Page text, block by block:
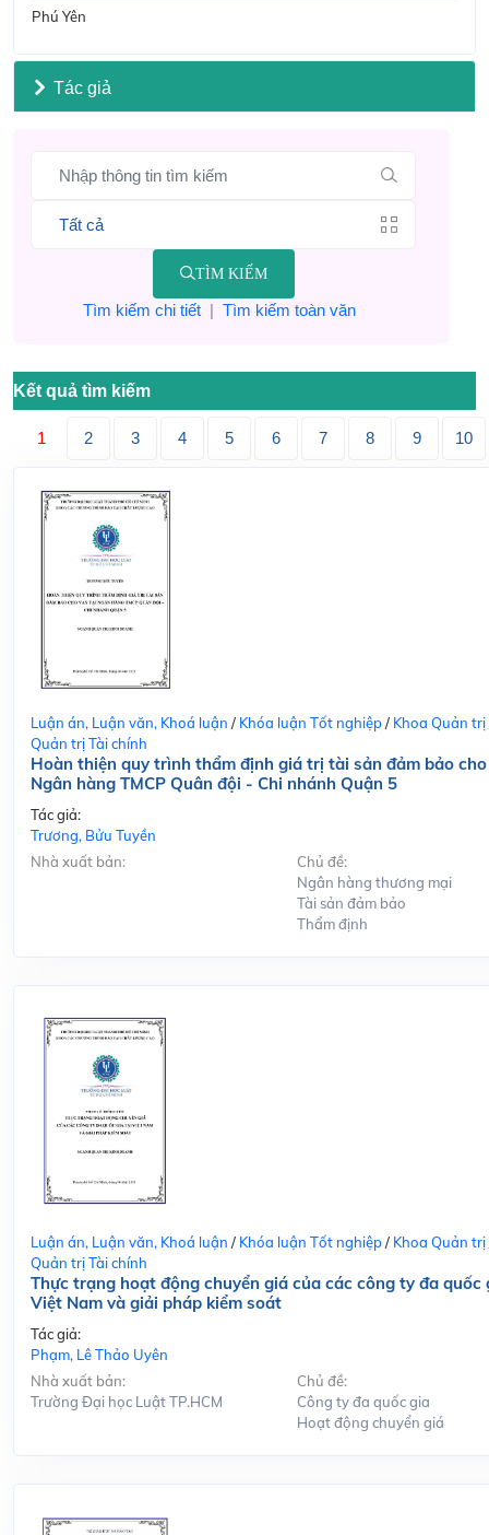
Phú Yên
Tác giả
TÌM KIẾM
Tìm kiếm chi tiết| Tìm kiếm toàn văn
Kết quả tìm kiếm
1 2 3 4 5 6 7 8 9 10
Luận án, Luận văn, Khoá luận / Khóa luận Tốt nghiệp/ Khoa Quản trị
Quản trị Tài chính
Hoàn thiện quy trình thẩm định giá trị tài sản đảm bảo
Ngân hàng TMCP Quân đội - Chi nhánh Quận 5
Tác giả:
Trương, Bửu Tuyền
Nhà xuất bản:
Chủ đề:
Ngân hàng thương mại
Tài sản đảm bảo
Thẩm định
Luận án, Luận văn, Khoá luận / Khóa luận Tốt nghiệp/ Khoa Quản trị
Quản trị Tài chính
Thực trạng hoạt động chuyển giá của các công ty đa quốc
Việt Nam và giải pháp kiểm soát
Tác giả:
Phạm, Lê Thảo Uyên
Nhà xuất bản:
Trường Đại học Luật TP.HCM
Chủ đề:
Công ty đa quốc gia
Hoạt động chuyển giá